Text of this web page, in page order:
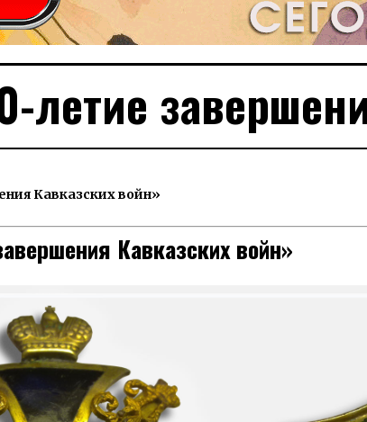
летие
Кавказских войн»
Кавказских войн»